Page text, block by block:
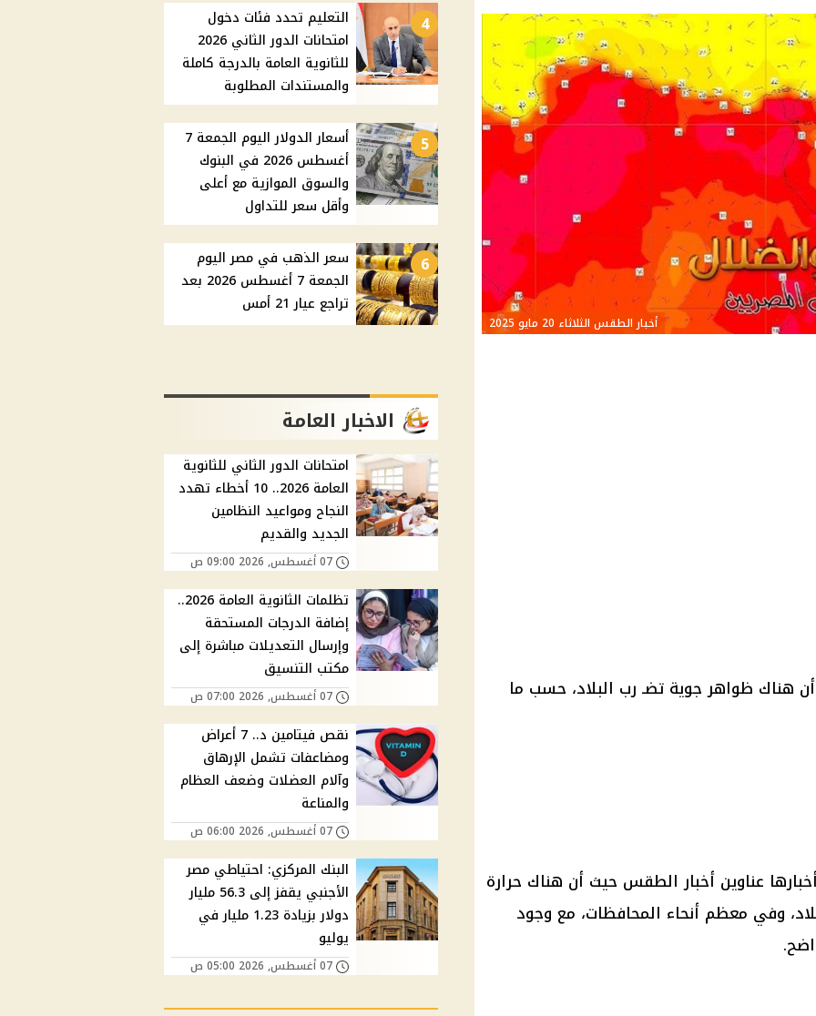
أخبار الطقس الثلاثاء 20 مايو 2025
هناك ظواهر جوية تضـ رب البلاد، حسب ما
عناوين أخبار الطقس حيث أن هناك حرارة
وفي معظم أنحاء المحافظات، مع وجود
4
التعليم تحدد فئات دخول
امتحانات الدور الثاني 2026
للثانوية العامة بالدرجة كاملة
والمستندات المطلوبة
5
أسعار الدولار اليوم الجمعة 7
أغسطس 2026 في البنوك
والسوق الموازية مع أعلى
وأقل سعر للتداول
6
سعر الذهب في مصر اليوم
الجمعة 7 أغسطس 2026 بعد
تراجع عيار 21 أمس
الاخبار العامة
امتحانات الدور الثاني للثانوية
العامة 2026.. 10 أخطاء تهدد
النجاح ومواعيد النظامين
الجديد والقديم
07 أغسطس, 2026 09:00 ص
تظلمات الثانوية العامة 2026..
إضافة الدرجات المستحقة
وإرسال التعديلات مباشرة إلى
مكتب التنسيق
07 أغسطس, 2026 07:00 ص
نقص فيتامين د.. 7 أعراض
ومضاعفات تشمل الإرهاق
وآلام العضلات وضعف العظام
والمناعة
07 أغسطس, 2026 06:00 ص
البنك المركزي: احتياطي مصر
الأجنبي يقفز إلى 56.3 مليار
دولار بزيادة 1.23 مليار في
يوليو
07 أغسطس, 2026 05:00 ص